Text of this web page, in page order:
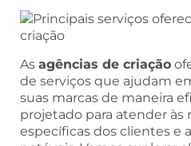
As agências de criação
de serviços que ajudam
suas marcas de maneira
projetado para atender às
específicas dos clientes e